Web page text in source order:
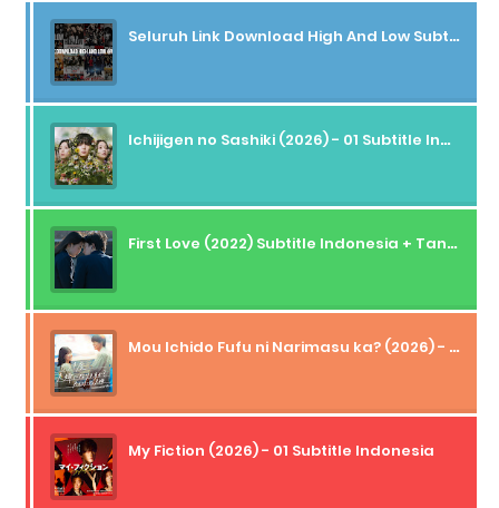
Seluruh Link Download High And Low Subtitle Indonesia
Ichijigen no Sashiki (2026) - 01 Subtitle Indonesia
First Love (2022) Subtitle Indonesia + Tanpa Iklan + Streaming + 1080p
Mou Ichido Fufu ni Narimasu ka? (2026) - 01 Subtitle Indonesia
My Fiction (2026) - 01 Subtitle Indonesia